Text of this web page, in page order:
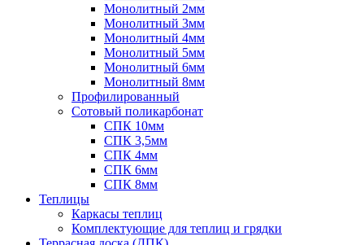
Монолитный 2мм
Монолитный 3мм
Монолитный 4мм
Монолитный 5мм
Монолитный 6мм
Монолитный 8мм
Профилированный
Сотовый поликарбонат
СПК 10мм
СПК 3,5мм
СПК 4мм
СПК 6мм
СПК 8мм
Теплицы
Каркасы теплиц
Комплектующие для теплиц и грядки